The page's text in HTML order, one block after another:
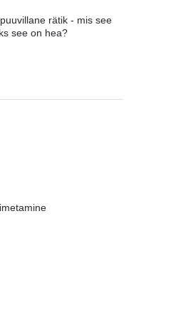
rätik - mis see
see on hea?